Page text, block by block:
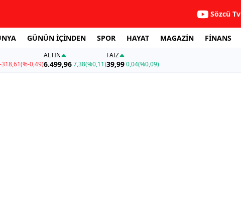
Sözcü Tv
GÜNÜN İÇİNDEN SPOR HAYAT MAGAZİN FİNANS
-318,61(%-0,49)
ALTIN
6.499,967,38(%0,11)
FAİZ
39,990,04(%0,09)